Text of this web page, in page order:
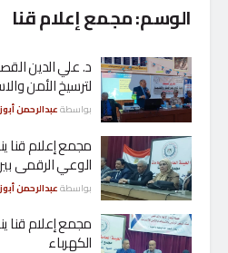
الوسم:مجمع إعلام قنا
د. علي الدين
لترسيخ الأمن
بواسطةعبدالرحمن
مجمع إعلام قنا
الوعي الرقمى
بواسطةعبدالرحمن
مجمع إعلام قنا
الكهرباء